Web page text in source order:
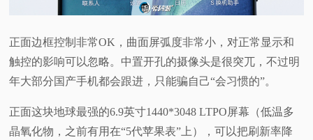
正面边框控制非常OK，曲面屏弧度非常小，对正常显示和
触控的影响可以忽略。中置开孔的摄像头是很突兀，不过明
年大部分国产手机都会跟进，只能骗自己“会习惯的”。
正面这块地球最强的6.9英寸1440*3048 LTPO屏幕（低温多
晶氧化物，之前有用在“5代苹果表”上），可以把刷新率降